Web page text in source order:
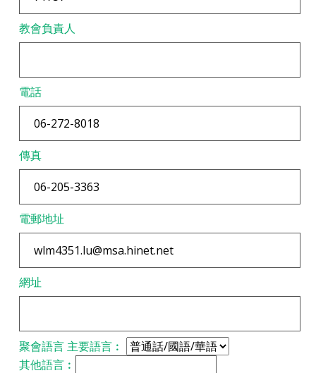
教會負責人
電話
傳真
電郵地址
網址
聚會語言 主要語言︰
其他語言︰